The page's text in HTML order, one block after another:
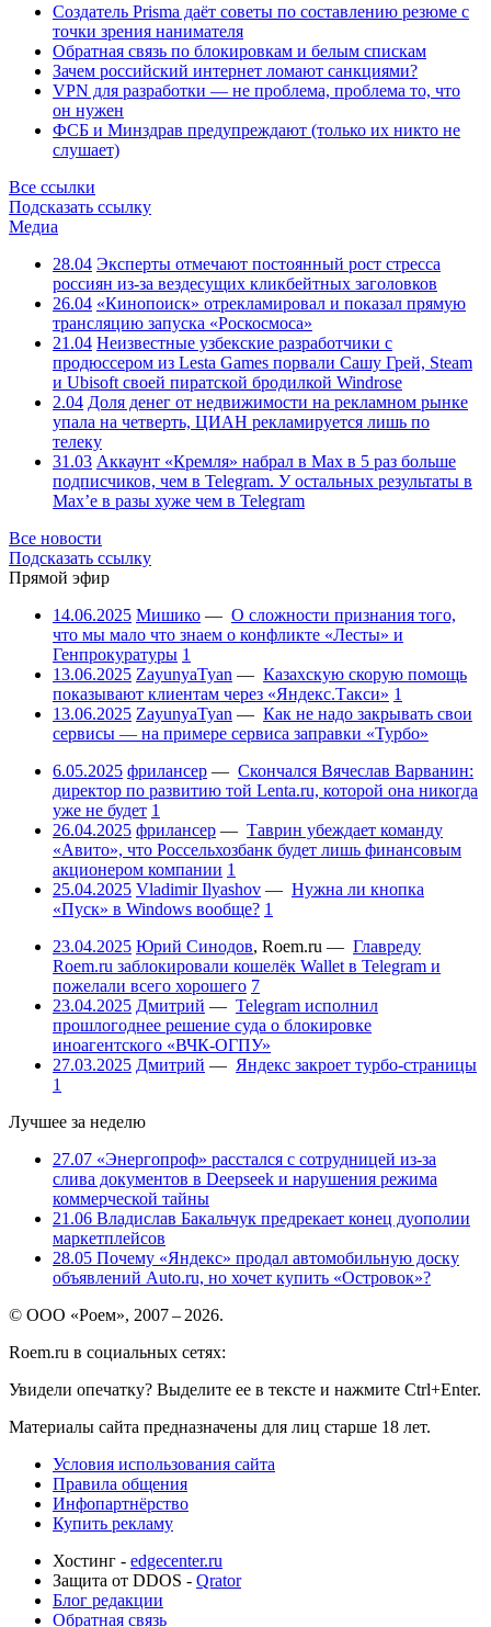
Создатель Prisma даёт советы по составлению резюме с
точки зрения нанимателя
Обратная связь по блокировкам и белым спискам
Зачем российский интернет ломают санкциями?
VPN для разработки — не проблема, проблема то, что
он нужен
ФСБ и Минздрав предупреждают (только их никто не
слушает)
Все ссылки
Подсказать ссылку
Медиа
28.04 Эксперты отмечают постоянный рост стресса
россиян из-за вездесущих кликбейтных заголовков
26.04 «Кинопоиск» отрекламировал и показал прямую
трансляцию запуска «Роскосмоса»
21.04 Неизвестные узбекские разработчики с
продюссером из Lesta Games порвали Сашу Грей, Steam
и Ubisoft своей пиратской бродилкой Windrose
2.04 Доля денег от недвижимости на рекламном рынке
упала на четверть, ЦИАН рекламируется лишь по
телеку
31.03 Аккаунт «Кремля» набрал в Max в 5 раз больше
подписчиков, чем в Telegram. У остальных результаты в
Max’е в разы хуже чем в Telegram
Все новости
Подсказать ссылку
Прямой эфир
14.06.2025 Мишико — О сложности признания того,
что мы мало что знаем о конфликте «Лесты» и
Генпрокуратуры 1
13.06.2025 ZayunyaTyan — Казахскую скорую помощь
показывают клиентам через «Яндекс.Такси» 1
13.06.2025 ZayunyaTyan — Как не надо закрывать свои
сервисы — на примере сервиса заправки «Турбо»
6.05.2025 фрилансер — Скончался Вячеслав Варванин:
директор по развитию той Lenta.ru, которой она никогда
уже не будет 1
26.04.2025 фрилансер — Таврин убеждает команду
«Авито», что Россельхозбанк будет лишь финансовым
акционером компании 1
25.04.2025 Vladimir Ilyashov — Нужна ли кнопка
«Пуск» в Windows вообще? 1
23.04.2025 Юрий Синодов, Roem.ru — Главреду
Roem.ru заблокировали кошелёк Wallet в Telegram и
пожелали всего хорошего 7
23.04.2025 Дмитрий — Telegram исполнил
прошлогоднее решение суда о блокировке
иноагентского «ВЧК-ОГПУ»
27.03.2025 Дмитрий — Яндекс закроет турбо-страницы
1
Лучшее за неделю
27.07 «Энергопроф» расстался с сотрудницей из-за
слива документов в Deepseek и нарушения режима
коммерческой тайны
21.06 Владислав Бакальчук предрекает конец дуополии
маркетплейсов
28.05 Почему «Яндекс» продал автомобильную доску
объявлений Auto.ru, но хочет купить «Островок»?
© ООО «Роем», 2007 – 2026.
Roem.ru в социальных сетях:
Увидели опечатку? Выделите ее в тексте и нажмите Ctrl+Enter.
Материалы сайта предназначены для лиц старше 18 лет.
Условия использования сайта
Правила общения
Инфопартнёрство
Купить рекламу
Хостинг - edgecenter.ru
Защита от DDOS - Qrator
Блог редакции
Обратная связь